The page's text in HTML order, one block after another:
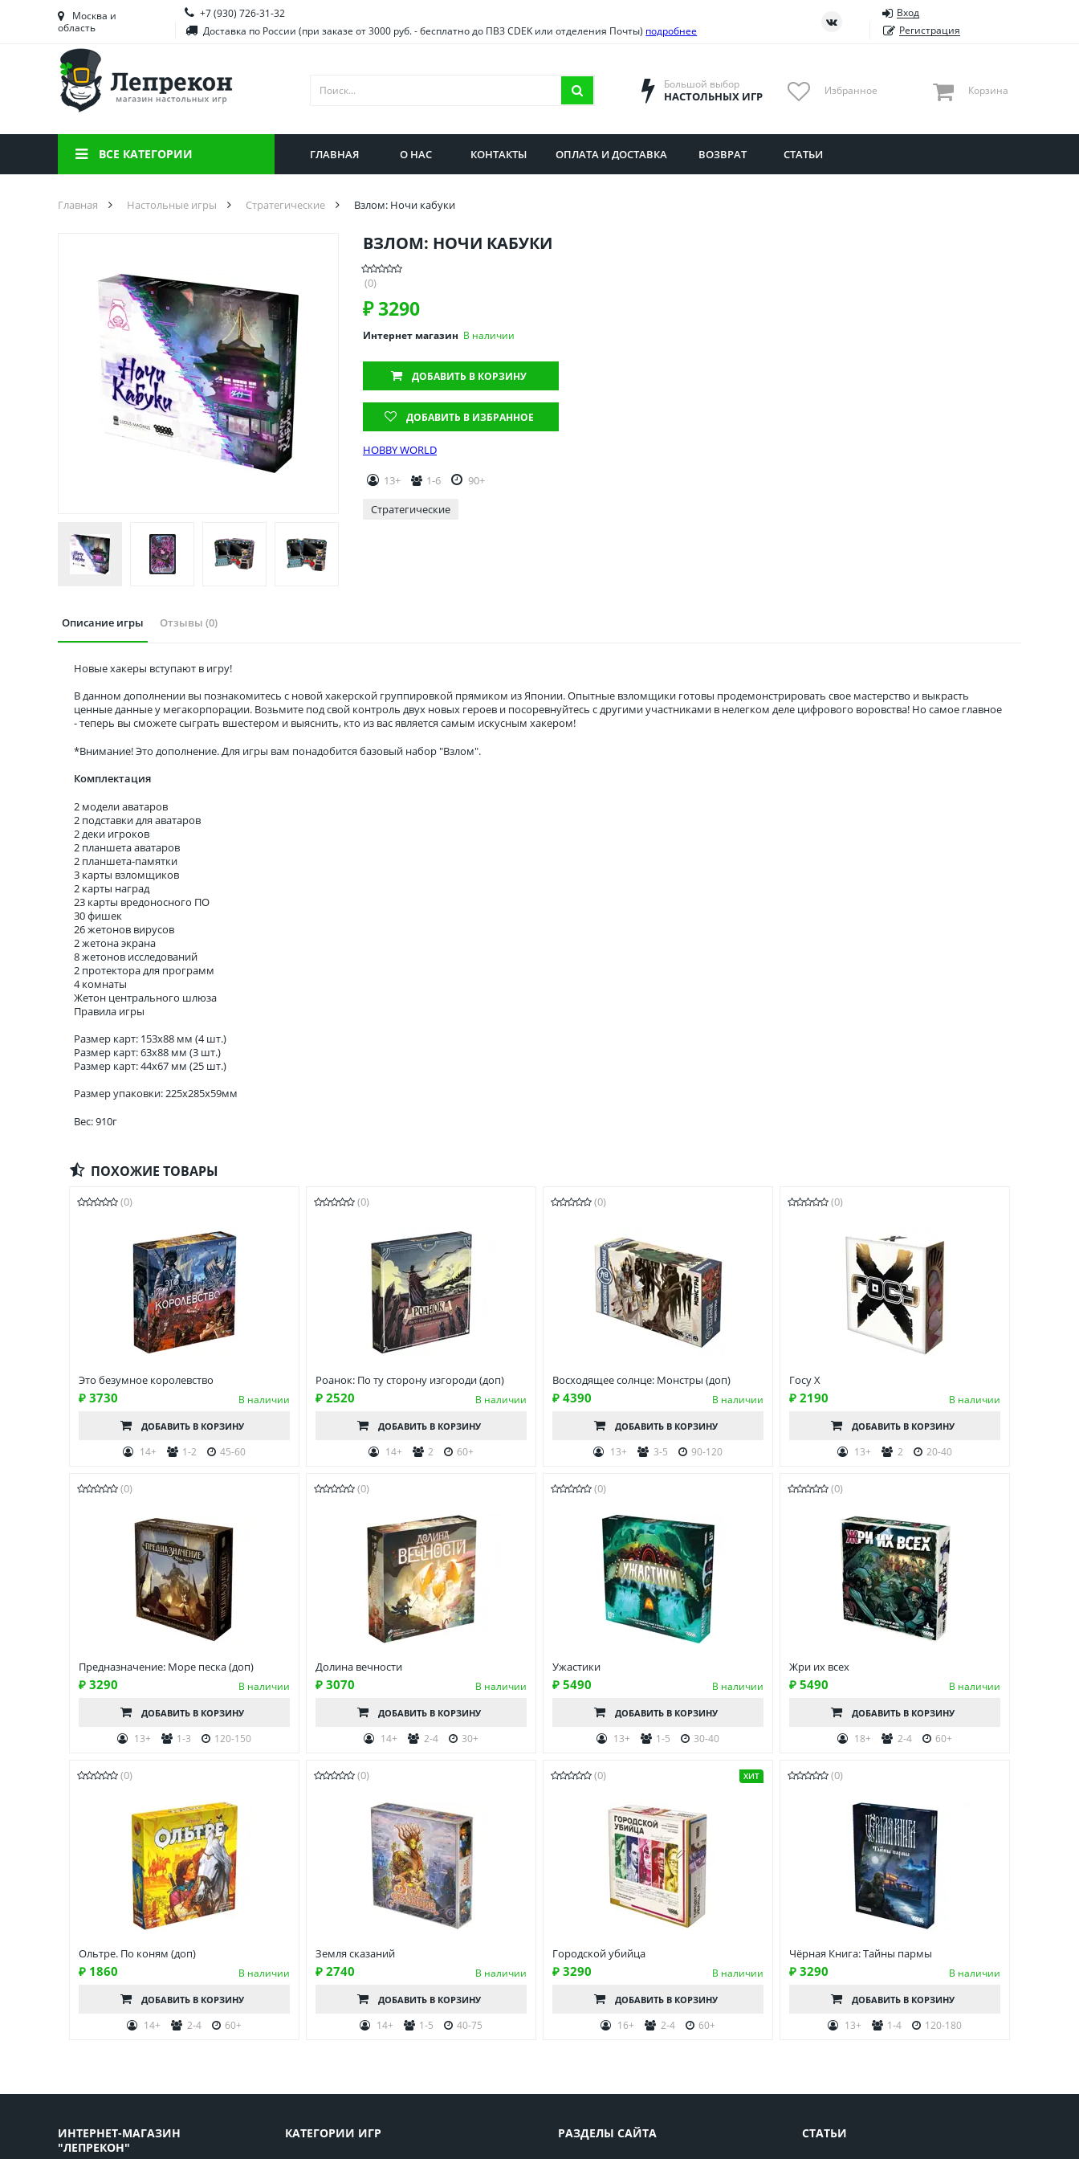
Башкортостан
Брянская область
Вологодская область
Воронежская область
Иркутская область
Саратовская область
Тюменская область
Ульяновская область
Москва и
область
+7 (930) 726-31-32
Доставка по России (при заказе от 3000 руб. - бесплатно до ПВЗ CDEK или отделения Почты) подробнее
Вход
Регистрация
Большой выбор
НАСТОЛЬНЫХ ИГР Избранное Корзина
ВСЕ КАТЕГОРИИ ГЛАВНАЯ О НАС КОНТАКТЫ ОПЛАТА И ДОСТАВКА ВОЗВРАТ СТАТЬИ
Главная Настольные игры Стратегические Взлом: Ночи кабуки
ВЗЛОМ: НОЧИ КАБУКИ
(0)
₽3290
Интернет магазин В наличии
ДОБАВИТЬ В КОРЗИНУ
ДОБАВИТЬ В ИЗБРАННОЕ
HOBBY WORLD
13+ 1-6
90+
Стратегические
Описание игры Отзывы (0)
Новые хакеры вступают в игру!
В данном дополнении вы познакомитесь с новой хакерской группировкой прямиком из Японии. Опытные взломщики готовы продемонстрировать свое мастерство и выкрасть
ценные данные у мегакорпорации. Возьмите под свой контроль двух новых героев и посоревнуйтесь с другими участниками в нелегком деле цифрового воровства! Но самое главное
- теперь вы сможете сыграть вшестером и выяснить, кто из вас является самым искусным хакером!
*Внимание! Это дополнение. Для игры вам понадобится базовый набор "Взлом".
Комплектация
2 модели аватаров
2 подставки для аватаров
2 деки игроков
2 планшета аватаров
2 планшета-памятки
3 карты взломщиков
2 карты наград
23 карты вредоносного ПО
30 фишек
26 жетонов вирусов
2 жетона экрана
8 жетонов исследований
2 протектора для программ
4 комнаты
Жетон центрального шлюза
Правила игры
Размер карт: 153x88 мм (4 шт.)
Размер карт: 63x88 мм (3 шт.)
Размер карт: 44x67 мм (25 шт.)
Размер упаковки: 225x285x59мм
Вес: 910г
ПОХОЖИЕ ТОВАРЫ
(0)
Это безумное королевство
₽ 3730 В наличии
ДОБАВИТЬ В КОРЗИНУ
14+ 1-2 45-60
(0)
Роанок: По ту сторону изгороди (доп)
₽ 2520 В наличии
ДОБАВИТЬ В КОРЗИНУ
14+ 2 60+
(0)
Восходящее солнце: Монстры (доп)
₽ 4390 В наличии
ДОБАВИТЬ В КОРЗИНУ
13+ 3-5 90-120
(0)
Госу Х
₽ 2190 В наличии
ДОБАВИТЬ В КОРЗИНУ
13+ 2 20-40
(0)
Предназначение: Море песка (доп)
₽ 3290 В наличии
ДОБАВИТЬ В КОРЗИНУ
13+ 1-3 120-150
(0)
Долина вечности
₽ 3070 В наличии
ДОБАВИТЬ В КОРЗИНУ
14+ 2-4 30+
(0)
Ужастики
₽ 5490 В наличии
ДОБАВИТЬ В КОРЗИНУ
13+ 1-5 30-40
(0)
Жри их всех
₽ 5490 В наличии
ДОБАВИТЬ В КОРЗИНУ
18+ 2-4 60+
(0)
Ольтре. По коням (доп)
₽ 1860 В наличии
ДОБАВИТЬ В КОРЗИНУ
14+ 2-4 60+
(0)
Земля сказаний
₽ 2740 В наличии
ДОБАВИТЬ В КОРЗИНУ
14+ 1-5 40-75
(0) ХИТ
Городской убийца
₽ 3290 В наличии
ДОБАВИТЬ В КОРЗИНУ
16+ 2-4 60+
(0)
Чёрная Книга: Тайны пармы
₽ 3290 В наличии
ДОБАВИТЬ В КОРЗИНУ
13+ 1-4 120-180
ИНТЕРНЕТ-МАГАЗИН
"ЛЕПРЕКОН"
КАТЕГОРИИ ИГР РАЗДЕЛЫ САЙТА СТАТЬИ